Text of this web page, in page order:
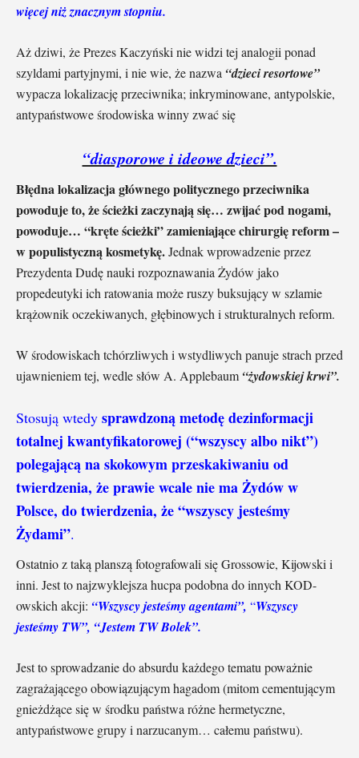
więcej niż znacznym stopniu.
Aż dziwi, że Prezes Kaczyński nie widzi tej analogii ponad
szyldami partyjnymi, i nie wie, że nazwa “dzieci resortowe”
wypacza lokalizację przeciwnika; inkryminowane, antypolskie,
antypaństwowe środowiska winny zwać się
“diasporowe i ideowe dzieci”.
Błędna lokalizacja głównego politycznego przeciwnika
powoduje to, że ścieżki zaczynają się… zwijać pod nogami,
powoduje… “kręte ścieżki” zamieniające chirurgię reform –
w populistyczną kosmetykę.Jednak wprowadzenie przez
Prezydenta Dudę nauki rozpoznawania Żydów jako
propedeutyki ich ratowania może ruszy buksujący w szlamie
krążownik oczekiwanych, głębinowych i strukturalnych reform.
W środowiskach tchórzliwych i wstydliwych panuje strach przed
ujawnieniem tej, wedle słów A. Applebaum “żydowskiej krwi”.
Stosują wtedy sprawdzoną metodę dezinformacji
totalnej kwantyfikatorowej (“wszyscy albo nikt”)
polegającą na skokowym przeskakiwaniu od
twierdzenia, że prawie wcale nie ma Żydów w
Polsce, do twierdzenia, że “wszyscy jesteśmy
Żydami”.
Ostatnio z taką planszą fotografowali się Grossowie, Kijowski i
inni. Jest to najzwyklejsza hucpa podobna do innych KOD-
owskich akcji: “Wszyscy jesteśmy agentami”, “Wszyscy
jesteśmy TW”, “Jestem TW Bolek”.
Jest to sprowadzanie do absurdu każdego tematu poważnie
zagrażającego obowiązującym hagadom (mitom cementującym
gnieżdżące się w środku państwa różne hermetyczne,
antypaństwowe grupy i narzucanym… całemu państwu).